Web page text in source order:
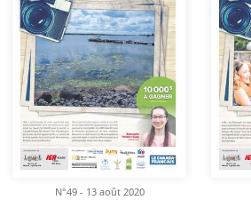
N°49 - 13 août 2020